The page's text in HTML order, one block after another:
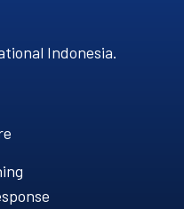
Indonesia.